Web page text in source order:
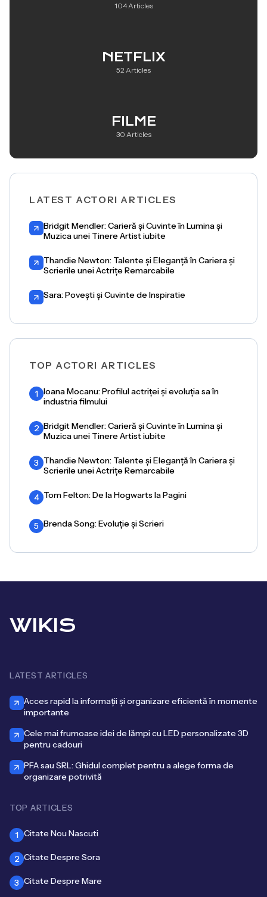
104 Articles
NETFLIX
52 Articles
FILME
30 Articles
LATEST ACTORI ARTICLES
Bridgit Mendler: Carieră și Cuvinte în Lumina și
Muzica unei Tinere Artist iubite
Thandie Newton: Talente și Eleganță în Cariera și
Scrierile unei Actrițe Remarcabile
Sara: Povești și Cuvinte de Inspiratie
TOP ACTORI ARTICLES
1 Ioana Mocanu: Profilul actriței și evoluția sa în
industria filmului
2 Bridgit Mendler: Carieră și Cuvinte în Lumina și
Muzica unei Tinere Artist iubite
3 Thandie Newton: Talente și Eleganță în Cariera și
Scrierile unei Actrițe Remarcabile
4 Tom Felton: De la Hogwarts la Pagini
5 Brenda Song: Evoluție și Scrieri
WIKIS
LATEST ARTICLES
Acces rapid la informații și organizare eficientă în momente
importante
Cele mai frumoase idei de lămpi cu LED personalizate 3D
pentru cadouri
PFA sau SRL: Ghidul complet pentru a alege forma de
organizare potrivită
TOP ARTICLES
1 Citate Nou Nascuti
2 Citate Despre Sora
3 Citate Despre Mare